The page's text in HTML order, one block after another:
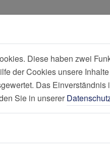
Diese haben zwei
der Cookies unsere
Das
Sie in unserer